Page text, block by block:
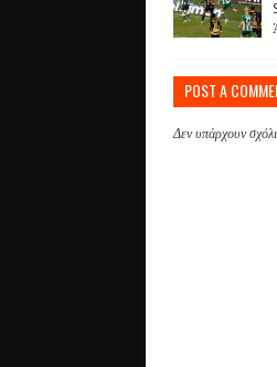
POST A
Δεν υπάρχουν